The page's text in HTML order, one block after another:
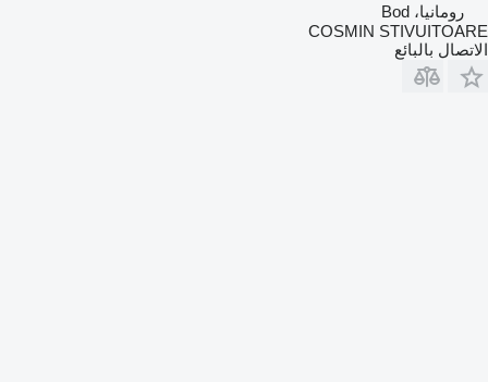
رومانيا، Bod
COSMIN STIVUITOARE
الاتصال بالبائع